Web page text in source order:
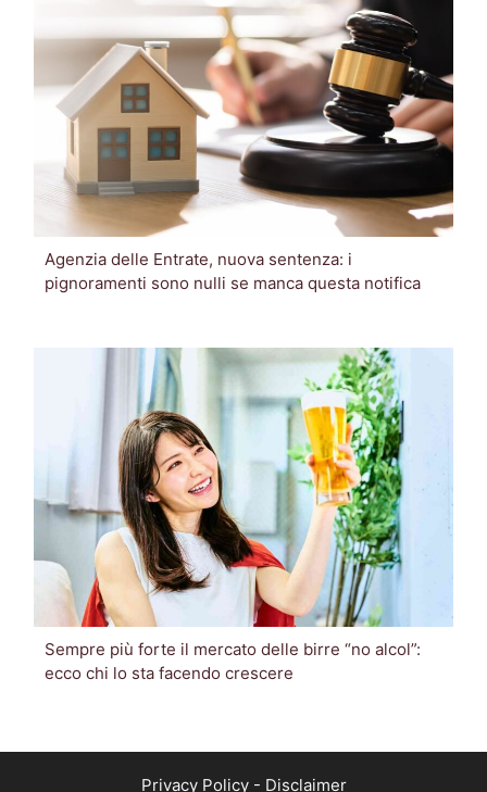
Agenzia delle Entrate, nuova sentenza: i
pignoramenti sono nulli se manca questa notifica
Sempre più forte il mercato delle birre “no alcol”:
ecco chi lo sta facendo crescere
Privacy Policy- Disclaimer